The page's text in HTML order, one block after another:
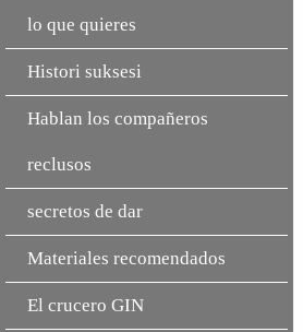
lo que quieres
Histori suksesi
Hablan los compañeros
reclusos
secretos de dar
Materiales recomendados
El crucero GIN